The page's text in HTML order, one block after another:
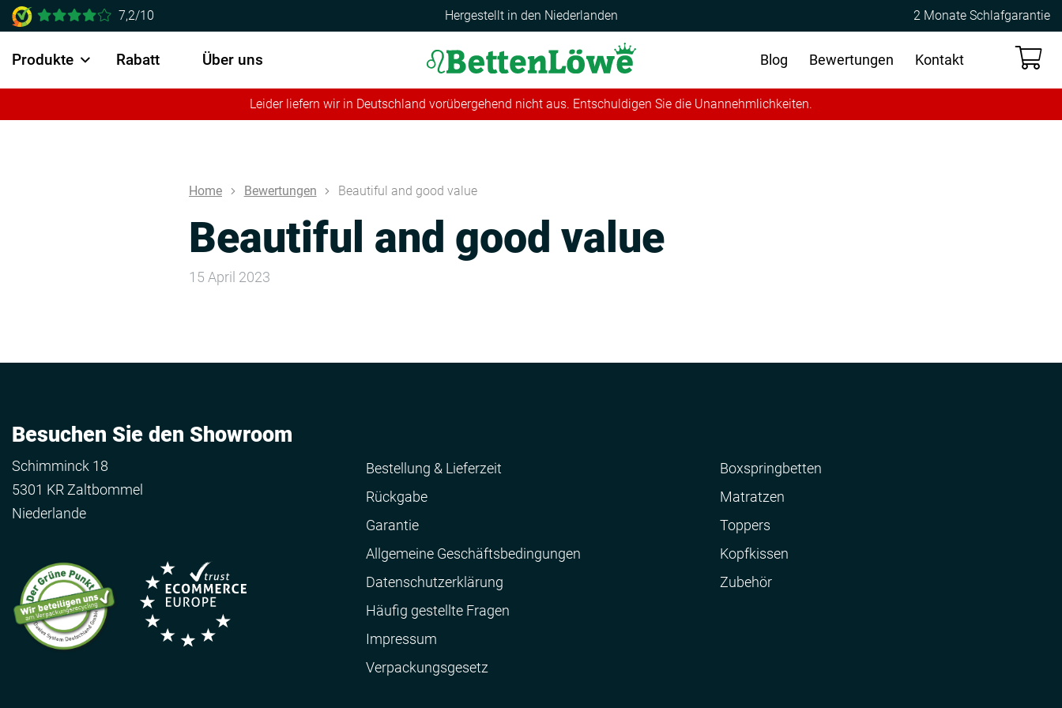
7,2/10 Hergestellt in den Niederlanden 2 Monate Schlafgarantie
Produkte Rabatt Über uns Kontakt
Bewertungen
Blog
Leider liefern wir in Deutschland vorübergehend nicht aus. Entschuldigen Sie die Unannehmlichkeiten.
Home Bewertungen Beautiful and good value
Beautiful and good value
15 April 2023
Besuchen Sie den Showroom
Schimminck 18
5301 KR Zaltbommel
Niederlande
Bestellung & Lieferzeit
Rückgabe
Garantie
Allgemeine Geschäftsbedingungen
Datenschutzerklärung
Häufig gestellte Fragen
Impressum
Verpackungsgesetz
Boxspringbetten
Matratzen
Toppers
Kopfkissen
Zubehör